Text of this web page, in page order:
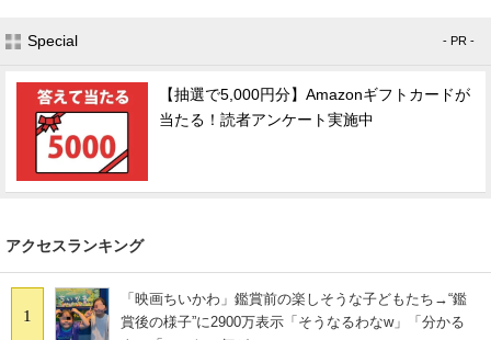
Special - PR -
【抽選で5,000円分】Amazonギフトカードが
当たる！読者アンケート実施中
アクセスランキング
1
「映画ちいかわ」鑑賞前の楽しそうな子どもたち→“鑑
賞後の様子”に2900万表示「そうなるわなw」「分かる